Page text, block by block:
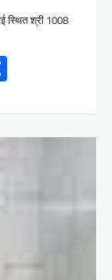
स्थित श्री 1008